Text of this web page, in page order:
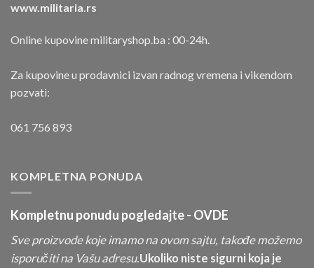
www.militaria.rs
Online kupovine militaryshop.ba : 00-24h.
Za kupovine u prodavnici izvan radnog vremena i vikendom
pozvati:
061 756 893
KOMPLETNA PONUDA
Kompletnu ponudu pogledajte - OVDE
Sve proizvode koje imamo na ovom sajtu, takođe možemo
isporučiti na Vašu adresu.Ukoliko niste sigurni koja je